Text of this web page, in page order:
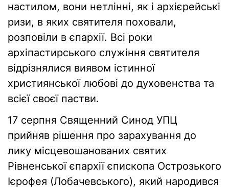
настилом, вони нетлінні, як і архієрейські
ризи, в яких святителя поховали,
розповіли в єпархії. Всі роки
архіпастирського служіння святителя
відрізнялися виявом істинної
християнської любові до духовенства та
всієї своєї пастви.
17 серпня Священний Синод УПЦ
прийняв рішення про зарахування до
лику місцевошанованих святих
Рівненської єпархії єпископа Острозького
Ієрофея (Лобачевського), який народився